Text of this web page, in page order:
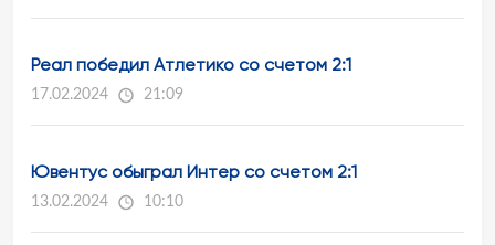
Реал победил Атлетико со счетом 2:1
17.02.2024 21:09
Ювентус обыграл Интер со счетом 2:1
13.02.2024 10:10